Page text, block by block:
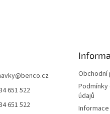
@benco.cz
651 522
651 522
Obchodní
údajů